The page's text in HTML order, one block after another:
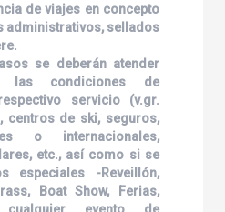
de viajes en concepto
administrativos, sellados
se deberán atender
las condiciones de
servicio (v.gr.
centros de ski, seguros,
o internacionales,
etc., así como si se
especiales -Reveillón,
Boat Show, Ferias,